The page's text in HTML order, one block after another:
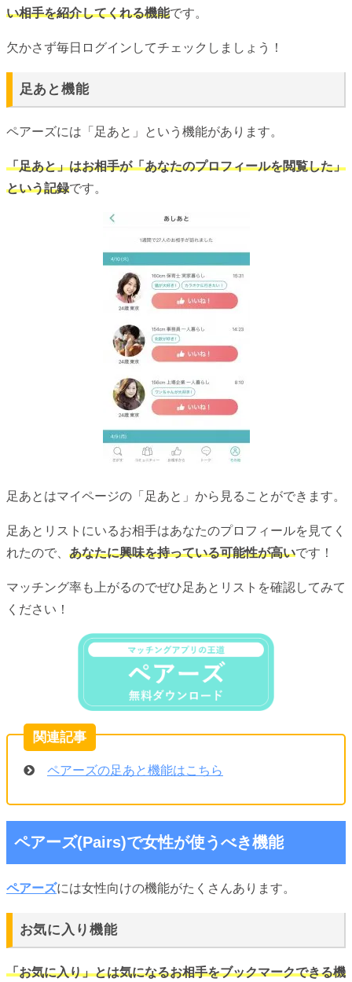
い相手を紹介してくれる機能です。
欠かさず毎日ログインしてチェックしましょう！
足あと機能
ペアーズには「足あと」という機能があります。
「足あと」はお相手が「あなたのプロフィールを閲覧した」
という記録です。
足あとはマイページの「足あと」から見ることができます。
足あとリストにいるお相手はあなたのプロフィールを見てく
れたので、 あなたに興味を持っている可能性が高いです！
マッチング率も上がるのでぜひ足あとリストを確認してみて
ください！
ペアーズの足あと機能はこちら
ペアーズ(Pairs)で女性が使うべき機能
ペアーズには女性向けの機能がたくさんあります。
お気に入り機能
「お気に入り」とは気になるお相手をブックマークできる機